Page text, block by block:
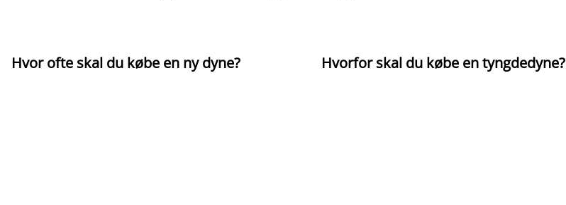
Hvor ofte skal du købe en ny dyne? Hvorfor skal du købe en tyngdedyne?